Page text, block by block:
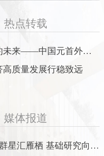
热点转载
未来——中国元首外交
质量发展行稳致远
媒体报道
星汇雁栖 基础研究向未